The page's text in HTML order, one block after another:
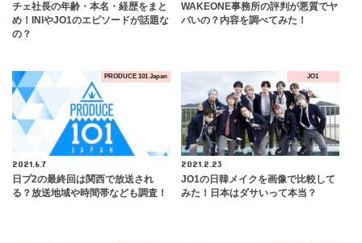
チェ社長の年齢・本名・経歴をまと
め！INIやJO1のエピソードが話題な
の？
WAKEONE事務所の評判が悪質でヤ
バいの？内容を調べてみた！
PRODUCE 101 Japan
2021.6.7
日プ2の最終回は関西で放送され
る？放送地域や時間帯なども調査！
JO1
2021.2.23
JO1の日韓メイクを画像で比較して
みた！日本はダサいって本当？